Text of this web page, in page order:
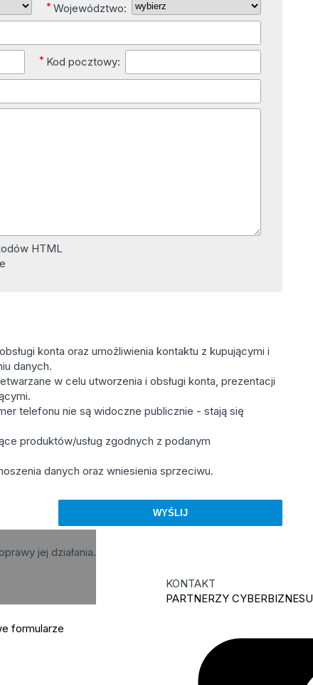
*Województwo:
* Kod pocztowy:
HTML
konta oraz umożliwienia kontaktu z kupującymi i
danych.
w celu utworzenia i obsługi konta, prezentacji
telefonu nie są widoczne publicznie - stają się
produktów/usług zgodnych z podanym
danych oraz wniesienia sprzeciwu.
jej działania.
formularze
KONTAKT
PARTNERZY CYBERBIZNESU